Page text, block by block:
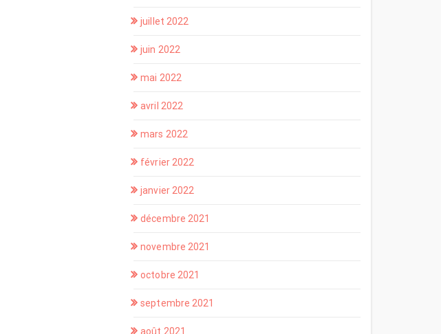
juillet 2022
juin 2022
mai 2022
avril 2022
mars 2022
février 2022
janvier 2022
décembre 2021
novembre 2021
octobre 2021
septembre 2021
août 2021